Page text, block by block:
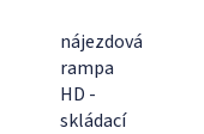
nájezdová
rampa
HD -
skládací